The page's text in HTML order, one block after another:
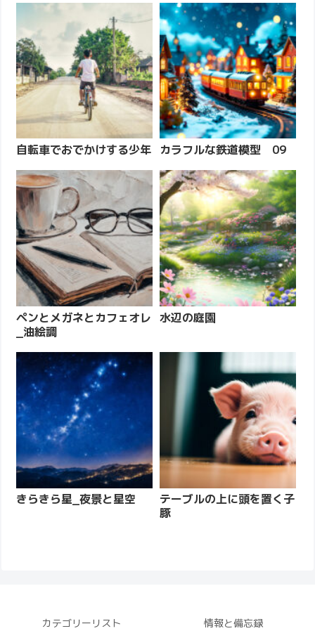
自転車でおでかけする少年 カラフルな鉄道模型 09
ペンとメガネとカフェオレ
_油絵調
水辺の庭園
きらきら星_夜景と星空
テーブルの上に頭を置く子
豚
カテゴリーリスト
情報と備忘録